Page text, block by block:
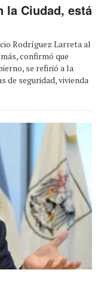
la Ciudad, está
Rodríguez Larreta al
confirmó que
se refirió a la
de seguridad, vivienda